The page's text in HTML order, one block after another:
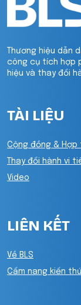
Thương hiệu dẫn
công cụ tích hợp
hiệu và thay đổi
TÀI LIỆU
Cộng đồng &
Thay đổi hành vi
Video
LIÊN KẾT
Về BLS
Cẩm nang kiến